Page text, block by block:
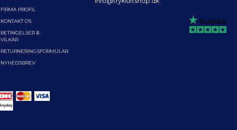
FIRMA PROFIL
KONTAKT OS
BETINGELSER &
VILKÅR
RETURNERINGSFORMULAR
NYHEDSBREV